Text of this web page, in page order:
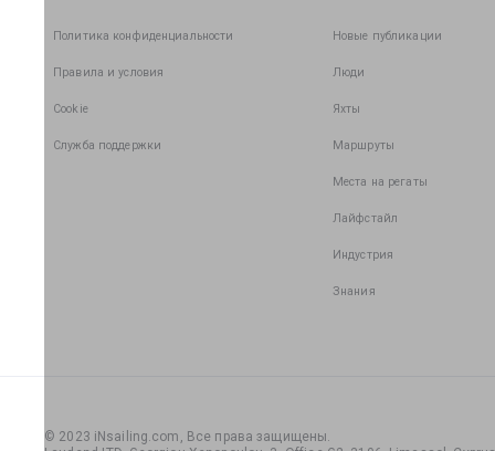
Политика конфиденциальности
Правила и условия
Cookie
Служба поддержки
Новые публикации
Люди
Яхты
Маршруты
Места на регаты
Лайфстайл
Индустрия
Знания
© 2023 iNsailing.com, Все права защищены.